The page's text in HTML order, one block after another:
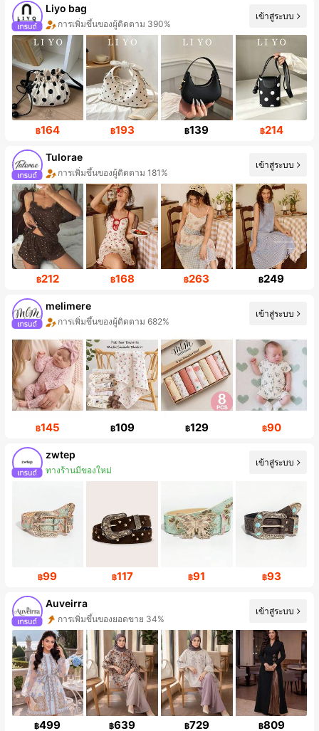
Liyo bag
การเพิ่มขึ้นของผู้ติดตาม 390%
เข้าสู่ระบบ
฿164 ฿193 ฿139 ฿214
Tulorae
การเพิ่มขึ้นของยอดขาย 225%
เข้าสู่ระบบ
฿212 ฿168 ฿263 ฿249
melimere
การเพิ่มขึ้นของยอดขาย 64%
เข้าสู่ระบบ
฿145 ฿109 ฿129 ฿90
zwtep
ผู้ติดตาม 10K คน
เข้าสู่ระบบ
฿99 ฿117 ฿91 ฿93
Auveirra
การเพิ่มขึ้นของผู้ติดตาม 288%
เข้าสู่ระบบ
฿499 ฿639 ฿729 ฿809